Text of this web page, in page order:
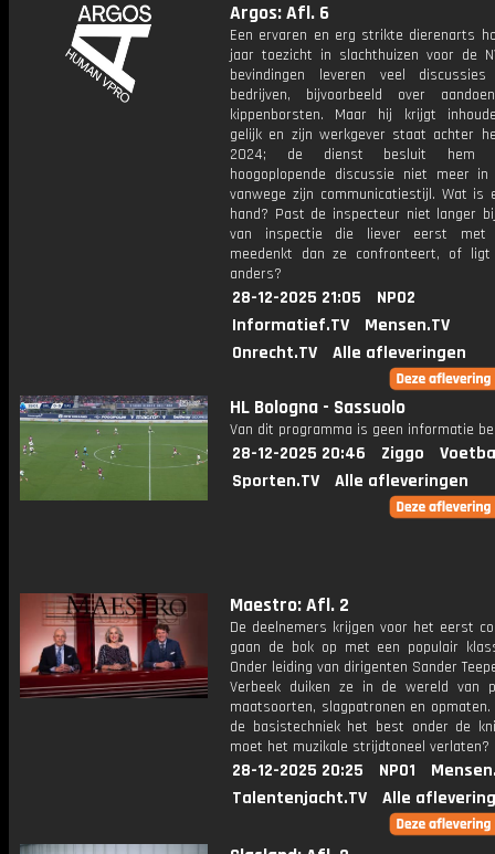
Argos: Afl. 6
Een ervaren en erg strikte dierenarts
jaar toezicht in slachthuizen voor de
bevindingen leveren veel
bedrijven, bijvoorbeeld over
kippenborsten. Maar hij krijgt
gelijk en zijn werkgever staat achter
2024; de dienst besluit hem
hoogoplopende discussie niet meer
vanwege zijn communicatiestijl. Wat is
hand? Past de inspecteur niet langer
van inspectie die liever eerst met
meedenkt dan ze confronteert, of
anders?
28-12-2025 21:05
NPO2
Informatief.TV
Mensen.TV
Onrecht.TV
Alle afleveringen
HL Bologna - Sassuolo
Van dit programma is geen informatie
28-12-2025 20:46 Ziggo
Sporten.TV
Alle afleveringen
Maestro: Afl. 2
De deelnemers krijgen voor het eerst
gaan de bok op met een populair
Onder leiding van dirigenten Sander
Verbeek duiken ze in de wereld van
maatsoorten, slagpatronen en
de basistechniek het best onder de
moet het muzikale strijdtoneel verlaten?
28-12-2025 20:25 NPO1
Talentenjacht.TV
Alle